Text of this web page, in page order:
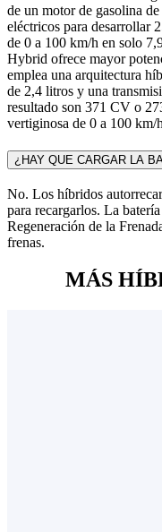
de un motor de gasolina
eléctricos para desarrollar
de 0 a 100 km/h en solo
Hybrid ofrece mayor
emplea una arquitectura
de 2,4 litros y una
resultado son 371 CV o
vertiginosa de 0 a 100 km/
¿HAY QUE CARGAR LA
No. Los híbridos
para recargarlos. La
Regeneración de la
frenas.
MÁS